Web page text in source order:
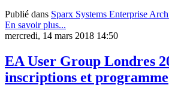
Publié dans Sparx Systems Enterprise
En savoir plus...
mercredi, 14 mars 2018 14:50
EA User Group Londres
inscriptions et programme